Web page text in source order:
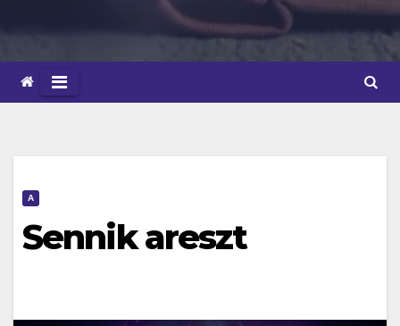
A
Sennik areszt